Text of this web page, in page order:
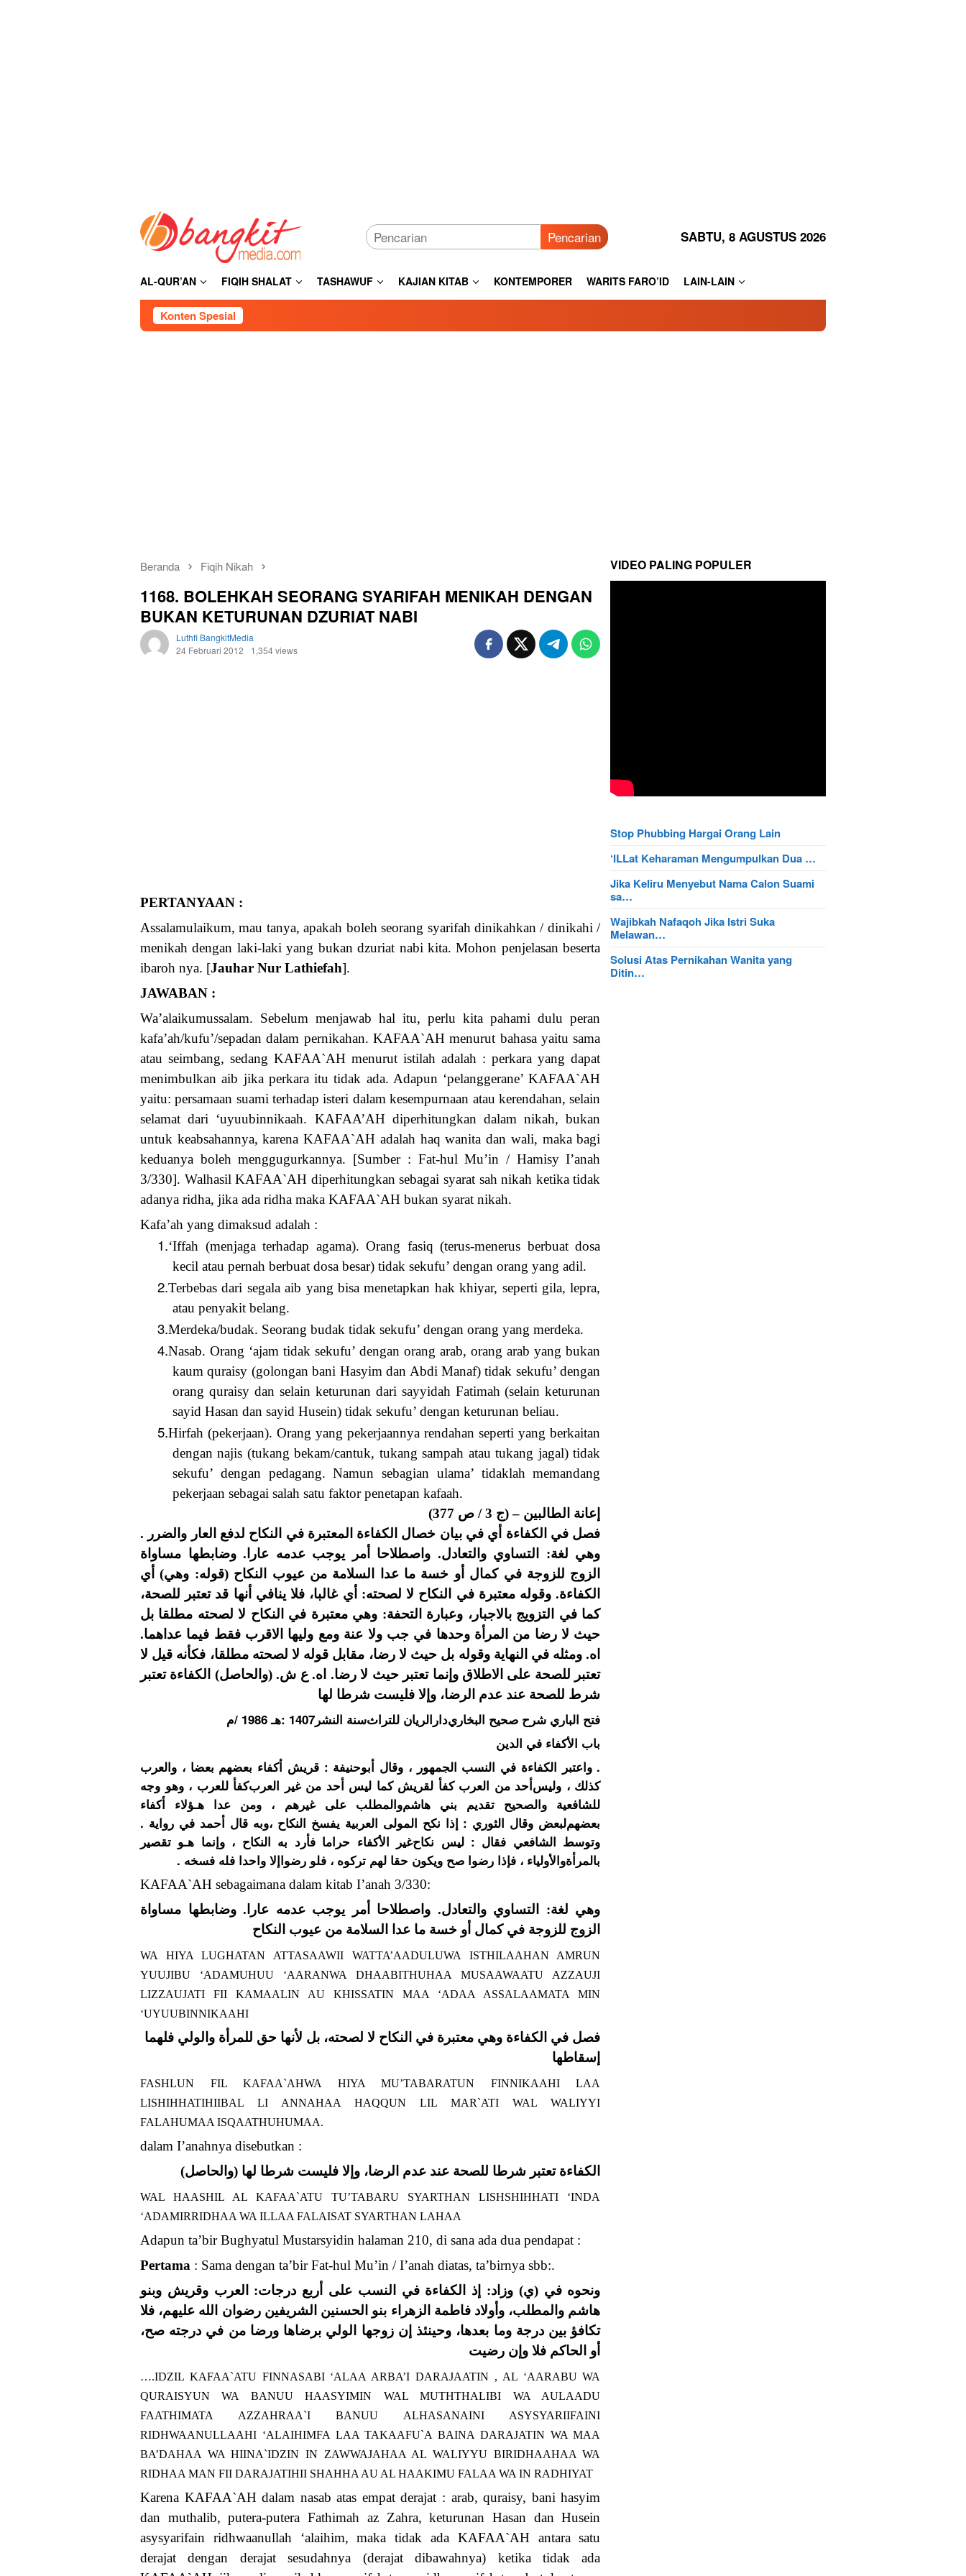
Pencarian SABTU, 8 AGUSTUS 2026
AL-QUR’AN FIQIH SHALAT TASHAWUF KAJIAN KITAB KONTEMPORER WARITS FARO’ID LAIN-LAIN
Konten Spesial
Beranda Fiqih Nikah
1168. BOLEHKAH SEORANG SYARIFAH MENIKAH DENGAN
BUKAN KETURUNAN DZURIAT NABI
Luthfi BangkitMedia
24 Februari 2012
1,354 views
PERTANYAAN :
Assalamulaikum, mau tanya, apakah boleh seorang syarifah dinikahkan / dinikahi /
menikah dengan laki-laki yang bukan dzuriat nabi kita. Mohon penjelasan beserta
ibaroh nya. [Jauhar Nur Lathiefah].
JAWABAN :
Wa’alaikumussalam. Sebelum menjawab hal itu, perlu kita pahami dulu peran
kafa’ah/kufu’/sepadan dalam pernikahan. KAFAA`AH menurut bahasa yaitu sama
atau seimbang, sedang KAFAA`AH menurut istilah adalah : perkara yang dapat
menimbulkan aib jika perkara itu tidak ada. Adapun ‘pelanggerane’ KAFAA`AH
yaitu: persamaan suami terhadap isteri dalam kesempurnaan atau kerendahan, selain
selamat dari ‘uyuubinnikaah. KAFAA’AH diperhitungkan dalam nikah, bukan
untuk keabsahannya, karena KAFAA`AH adalah haq wanita dan wali, maka bagi
keduanya boleh menggugurkannya. [Sumber : Fat-hul Mu’in / Hamisy I’anah
3/330]. Walhasil KAFAA`AH diperhitungkan sebagai syarat sah nikah ketika tidak
adanya ridha, jika ada ridha maka KAFAA`AH bukan syarat nikah.
Kafa’ah yang dimaksud adalah :
1.‘Iffah (menjaga terhadap agama). Orang fasiq (terus-menerus berbuat dosa
kecil atau pernah berbuat dosa besar) tidak sekufu’ dengan orang yang adil.
2.Terbebas dari segala aib yang bisa menetapkan hak khiyar, seperti gila, lepra,
atau penyakit belang.
3.Merdeka/budak. Seorang budak tidak sekufu’ dengan orang yang merdeka.
4.Nasab. Orang ‘ajam tidak sekufu’ dengan orang arab, orang arab yang bukan
kaum quraisy (golongan bani Hasyim dan Abdi Manaf) tidak sekufu’ dengan
orang quraisy dan selain keturunan dari sayyidah Fatimah (selain keturunan
sayid Hasan dan sayid Husein) tidak sekufu’ dengan keturunan beliau.
5.Hirfah (pekerjaan). Orang yang pekerjaannya rendahan seperti yang berkaitan
dengan najis (tukang bekam/cantuk, tukang sampah atau tukang jagal) tidak
sekufu’ dengan pedagang. Namun sebagian ulama’ tidaklah memandang
pekerjaan sebagai salah satu faktor penetapan kafaah.
إعانة الطالبين – (ج 3 / ص 377)
فصل في الكفاءة أي في بيان خصال الكفاءة المعتبرة في النكاح لدفع العار والضرر .
وهي لغة: التساوي والتعادل. واصطلاحا أمر يوجب عدمه عارا. وضابطها مساواة
الزوج للزوجة في كمال أو خسة ما عدا السلامة من عيوب النكاح (قوله: وهي) أي
الكفاءة. وقوله معتبرة في النكاح لا لصحته: أي غالبا، فلا ينافي أنها قد تعتبر للصحة،
كما في التزويج بالاجبار، وعبارة التحفة: وهي معتبرة في النكاح لا لصحته مطلقا بل
حيث لا رضا من المرأة وحدها في جب ولا عنة ومع وليها الاقرب فقط فيما عداهما.
اه. ومثله في النهاية وقوله بل حيث لا رضا، مقابل قوله لا لصحته مطلقا، فكأنه قيل لا
تعتبر للصحة على الاطلاق وإنما تعتبر حيث لا رضا. اه. ع ش. (والحاصل) الكفاءة تعتبر
شرط للصحة عند عدم الرضا، وإلا فليست شرطا لها
ﻓﺘﺢ ﺍﻟﺒﺎﺭﻱ ﺷﺮﺡ ﺻﺤﻴﺢ ﺍﻟﺒﺨﺎﺭﻱﺩﺍﺭﺍﻟﺮﻳﺎﻥ ﻟﻠﺘﺮﺍﺙﺳﻨﺔ ﺍﻟﻨﺸﺮ1407 :ﻫـ 1986 /ﻡ
ﺑﺎﺏ ﺍﻷﻛﻔﺎﺀ ﻓﻲ ﺍﻟﺪﻳﻦ
. ﻭﺍﻋﺘﺒﺮ ﺍﻟﻜﻔﺎﺀﺓ ﻓﻲ ﺍﻟﻨﺴﺐ ﺍﻟﺠﻤﻬﻮﺭ ، ﻭﻗﺎﻝ ﺃﺑﻮﺣﻨﻴﻔﺔ : ﻗﺮﻳﺶ ﺃﻛﻔﺎﺀ ﺑﻌﻀﻬﻢ ﺑﻌﻀﺎ ، ﻭﺍﻟﻌﺮﺏ
ﻛﺬﻟﻚ ، ﻭﻟﻴﺲﺃﺣﺪ ﻣﻦ ﺍﻟﻌﺮﺏ ﻛﻔﺄ ﻟﻘﺮﻳﺶ ﻛﻤﺎ ﻟﻴﺲ ﺃﺣﺪ ﻣﻦ ﻏﻴﺮ ﺍﻟﻌﺮﺏﻛﻔﺄ ﻟﻠﻌﺮﺏ ، ﻭﻫﻮ ﻭﺟﻪ
ﻟﻠﺸﺎﻓﻌﻴﺔ ﻭﺍﻟﺼﺤﻴﺢ ﺗﻘﺪﻳﻢ ﺑﻨﻲ ﻫﺎﺷﻢﻭﺍﻟﻤﻄﻠﺐ ﻋﻠﻰ ﻏﻴﺮﻫﻢ ، ﻭﻣﻦ ﻋﺪﺍ ﻫـﺆﻻﺀ ﺃﻛﻔﺎﺀ
ﺑﻌﻀﻬﻢﻟﺒﻌﺾ ﻭﻗﺎﻝ ﺍﻟﺜﻮﺭﻱ : ﺇﺫﺍ ﻧﻜﺢ ﺍﻟﻤﻮﻟﻰ ﺍﻟﻌﺮﺑﻴﺔ ﻳﻔﺴﺦ ﺍﻟﻨﻜﺎﺡ ،ﻭﺑﻪ ﻗﺎﻝ ﺃﺣﻤﺪ ﻓﻲ ﺭﻭﺍﻳﺔ .
ﻭﺗﻮﺳﻂ ﺍﻟﺸﺎﻓﻌﻲ ﻓﻘﺎﻝ : ﻟﻴﺲ ﻧﻜﺎﺡﻏﻴﺮ ﺍﻷﻛﻔﺎﺀ ﺣﺮﺍﻣﺎ ﻓﺄﺭﺩ ﺑﻪ ﺍﻟﻨﻜﺎﺡ ، ﻭﺇﻧﻤﺎ ﻫـﻮ ﺗﻘﺼﻴﺮ
ﺑﺎﻟﻤﺮﺃﺓﻭﺍﻷﻭﻟﻴﺎﺀ ، ﻓﺈﺫﺍ ﺭﺿﻮﺍ ﺻﺢ ﻭﻳﻜﻮﻥ ﺣﻘﺎ ﻟﻬﻢ ﺗﺮﻛﻮﻩ ، ﻓﻠﻮ ﺭﺿﻮﺍﺇﻻ ﻭﺍﺣﺪﺍ ﻓﻠﻪ ﻓﺴﺨﻪ .
KAFAA`AH sebagaimana dalam kitab I’anah 3/330:
وهي لغة: التساوي والتعادل. واصطلاحا أمر يوجب عدمه عارا. وضابطها مساواة
الزوج للزوجة في كمال أو خسة ما عدا السلامة من عيوب النكاح
WA HIYA LUGHATAN ATTASAAWII WATTA’AADULUWA ISTHILAAHAN AMRUN
YUUJIBU ‘ADAMUHUU ‘AARANWA DHAABITHUHAA MUSAAWAATU AZZAUJI
LIZZAUJATI FII KAMAALIN AU KHISSATIN MAA ‘ADAA ASSALAAMATA MIN
‘UYUUBINNIKAAHI
فصل في الكفاءة وهي معتبرة في النكاح لا لصحته، بل لأنها حق للمرأة والولي فلهما
إسقاطها
FASHLUN FIL KAFAA`AHWA HIYA MU’TABARATUN FINNIKAAHI LAA
LISHIHHATIHIIBAL LI ANNAHAA HAQQUN LIL MAR`ATI WAL WALIYYI
FALAHUMAA ISQAATHUHUMAA.
dalam I’anahnya disebutkan :
(والحاصل) الكفاءة تعتبر شرطا للصحة عند عدم الرضا، وإلا فليست شرطا لها
WAL HAASHIL AL KAFAA`ATU TU’TABARU SYARTHAN LISHSHIHHATI ‘INDA
‘ADAMIRRIDHAA WA ILLAA FALAISAT SYARTHAN LAHAA
Adapun ta’bir Bughyatul Mustarsyidin halaman 210, di sana ada dua pendapat :
Pertama : Sama dengan ta’bir Fat-hul Mu’in / I’anah diatas, ta’birnya sbb:.
ونحوه في (ي) وزاد: إذ الكفاءة في النسب على أربع درجات: العرب وقريش وبنو
هاشم والمطلب، وأولاد فاطمة الزهراء بنو الحسنين الشريفين رضوان الله عليهم، فلا
تكافؤ بين درجة وما بعدها، وحينئذ إن زوجها الولي برضاها ورضا من في درجته صح،
أو الحاكم فلا وإن رضيت
….IDZIL KAFAA`ATU FINNASABI ‘ALAA ARBA’I DARAJAATIN , AL ‘AARABU WA
QURAISYUN WA BANUU HAASYIMIN WAL MUTHTHALIBI WA AULAADU
FAATHIMATA AZZAHRAA`I BANUU ALHASANAINI ASYSYARIIFAINI
RIDHWAANULLAAHI ‘ALAIHIMFA LAA TAKAAFU`A BAINA DARAJATIN WA MAA
BA’DAHAA WA HIINA`IDZIN IN ZAWWAJAHAA AL WALIYYU BIRIDHAAHAA WA
RIDHAA MAN FII DARAJATIHII SHAHHA AU AL HAAKIMU FALAA WA IN RADHIYAT
Karena KAFAA`AH dalam nasab atas empat derajat : arab, quraisy, bani hasyim
dan muthalib, putera-putera Fathimah az Zahra, keturunan Hasan dan Husein
asysyarifain ridhwaanullah ‘alaihim, maka tidak ada KAFAA`AH antara satu
derajat dengan derajat sesudahnya (derajat dibawahnya) ketika tidak ada
VIDEO PALING POPULER
Stop Phubbing Hargai Orang Lain
‘ILLat Keharaman Mengumpulkan Dua …
Jika Keliru Menyebut Nama Calon Suami
sa…
Wajibkah Nafaqoh Jika Istri Suka
Melawan…
Solusi Atas Pernikahan Wanita yang
Ditin…